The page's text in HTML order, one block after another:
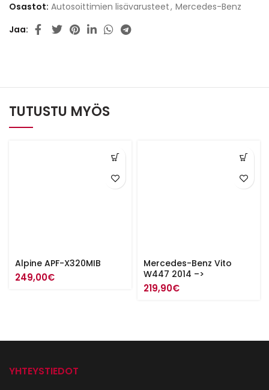
Osastot: Autosoittimien lisävarusteet, Mercedes-Benz
Jaa
TUTUSTU MYÖS
Alpine APF-X320MIB
249,00€
Mercedes-Benz Vito
W447 2014 –>
219,90€
YHTEYSTIEDOT